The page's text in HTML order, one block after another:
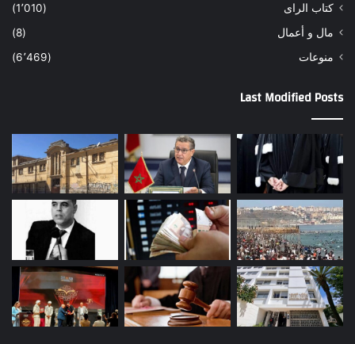
كتاب الراى
(1٬010)
مال و أعمال
(8)
منوعات
(6٬469)
Last Modified Posts